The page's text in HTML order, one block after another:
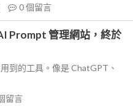
0個留言
Prompt 管理網站，終於
到的工具。像是 ChatGPT、
留言